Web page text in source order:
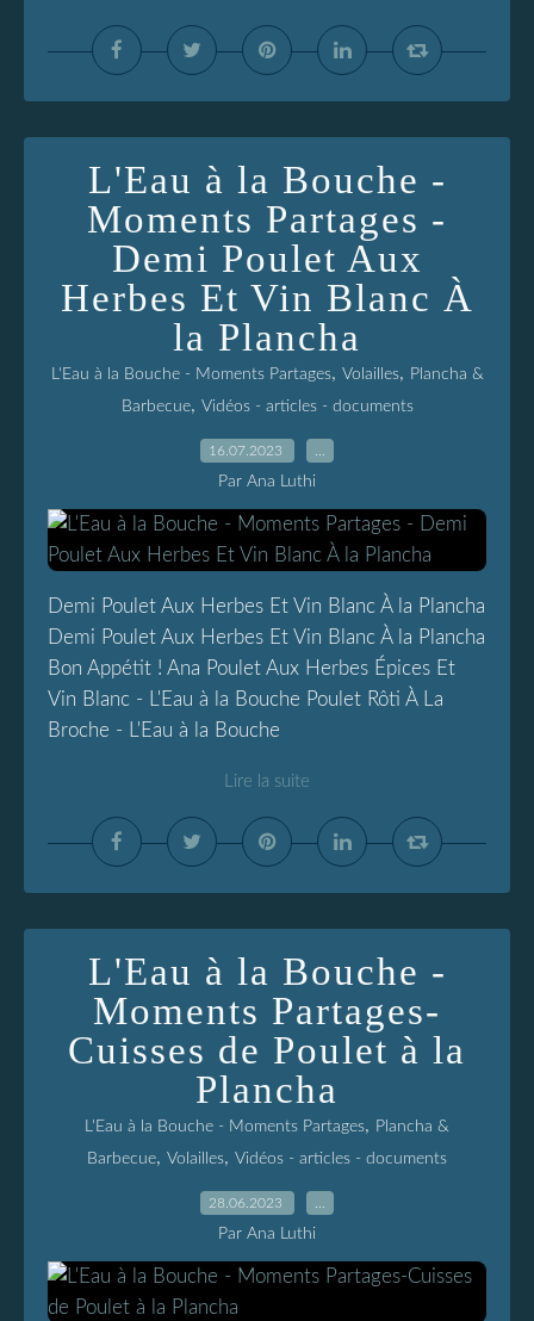
L'Eau à la Bouche -
Moments Partages -
Demi Poulet Aux
Herbes Et Vin Blanc À
la Plancha
L'Eau à la Bouche - Moments Partages, Volailles, Plancha &
Barbecue, Vidéos - articles - documents
16.07.2023
Par Ana Luthi
Demi Poulet Aux Herbes Et Vin Blanc À la Plancha
Demi Poulet Aux Herbes Et Vin Blanc À la Plancha
Bon Appétit ! Ana Poulet Aux Herbes Épices Et
Vin Blanc - L'Eau à la Bouche Poulet Rôti À La
Broche - L'Eau à la Bouche
Lire la suite
L'Eau à la Bouche -
Moments Partages-
Cuisses de Poulet à la
Plancha
L'Eau à la Bouche - Moments Partages, Plancha &
Barbecue, Volailles, Vidéos - articles - documents
28.06.2023
Par Ana Luthi